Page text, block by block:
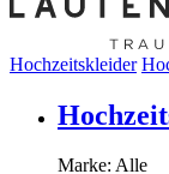
Hochzeitskleider
Marke: Alle